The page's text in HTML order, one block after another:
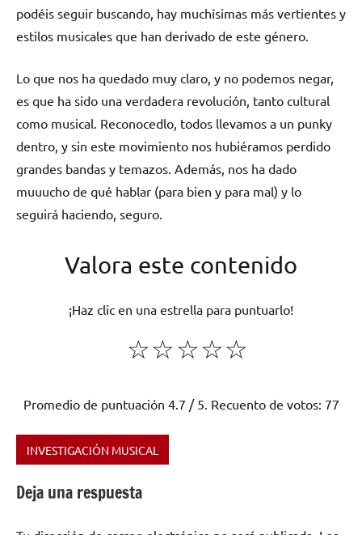
podéis seguir buscando, hay muchísimas más vertientes y
estilos musicales que han derivado de este género.
Lo que nos ha quedado muy claro, y no podemos negar,
es que ha sido una verdadera revolución, tanto cultural
como musical. Reconocedlo, todos llevamos a un punky
dentro, y sin este movimiento nos hubiéramos perdido
grandes bandas y temazos. Además, nos ha dado
muuucho de qué hablar (para bien y para mal) y lo
seguirá haciendo, seguro.
Valora este contenido
¡Haz clic en una estrella para puntuarlo!
☆
☆
☆
☆
☆
Promedio de puntuación 4.7 / 5. Recuento de votos: 77
anarcopunk
INVESTIGACIÓN MUSICAL
Deja una respuesta